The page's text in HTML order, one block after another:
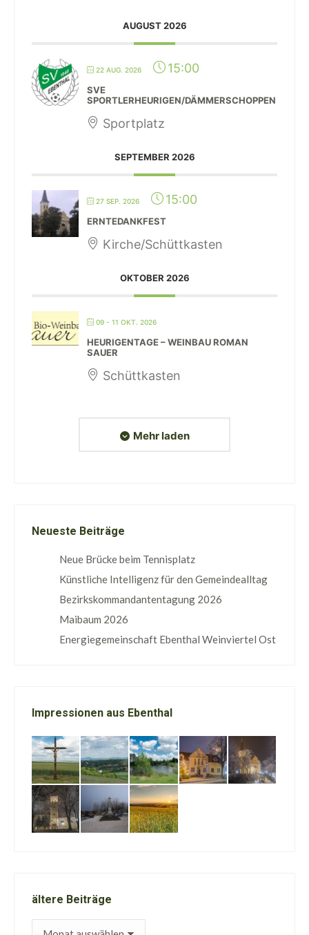
AUGUST 2026
22 AUG. 2026 15:00
SVE
SPORTLERHEURIGEN/DÄMMERSCHOPPEN
Sportplatz
SEPTEMBER 2026
27 SEP. 2026 15:00
ERNTEDANKFEST
Kirche/Schüttkasten
OKTOBER 2026
09 - 11 OKT. 2026
HEURIGENTAGE – WEINBAU ROMAN
SAUER
Schüttkasten
Mehr laden
Neueste Beiträge
Neue Brücke beim Tennisplatz
Künstliche Intelligenz für den Gemeindealltag
Bezirkskommandantentagung 2026
Maibaum 2026
Energiegemeinschaft Ebenthal Weinviertel Ost
Impressionen aus Ebenthal
ältere Beiträge
ältere